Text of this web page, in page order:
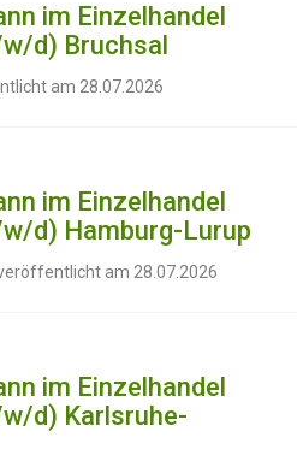
im Einzelhandel
d) Bruchsal
am 28.07.2026
im Einzelhandel
d) Hamburg-Lurup
am 28.07.2026
im Einzelhandel
d) Karlsruhe-